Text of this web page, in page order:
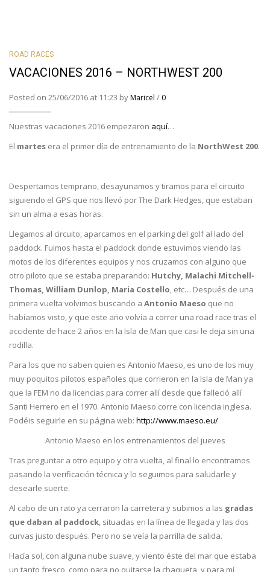
ROAD RACES
VACACIONES 2016 – NORTHWEST 200
Posted on 25/06/2016 at 11:23 byMaricel / 0
Nuestras vacaciones 2016 empezaron aquí…
El martes era el primer día de entrenamiento de la NorthWest 200.
Despertamos temprano, desayunamos y tiramos para el circuito
siguiendo el GPS que nos llevó por The Dark Hedges, que estaban
sin un alma a esas horas.
Llegamos al circuito, aparcamos en el parking del golf al lado del
paddock. Fuimos hasta el paddock donde estuvimos viendo las
motos de los diferentes equipos y nos cruzamos con alguno que
otro piloto que se estaba preparando: Hutchy, Malachi Mitchell-
Thomas, William Dunlop, Maria Costello, etc… Después de una
primera vuelta volvimos buscando a Antonio Maeso que no
habíamos visto, y que este año volvía a correr una road race tras el
accidente de hace 2 años en la Isla de Man que casi le deja sin una
rodilla.
Para los que no saben quien es Antonio Maeso, es uno de los muy
muy poquitos pilotos españoles que corrieron en la Isla de Man ya
que la FEM no da licencias para correr allí desde que falleció allí
Santi Herrero en el 1970. Antonio Maeso corre con licencia inglesa.
Podéis seguirle en su página web: http://www.maeso.eu/
Antonio Maeso en los entrenamientos del jueves
Tras preguntar a otro equipo y otra vuelta, al final lo encontramos
pasando la verificación técnica y lo seguimos para saludarle y
desearle suerte.
Al cabo de un rato ya cerraron la carretera y subimos a las gradas
que daban al paddock, situadas en la línea de llegada y las dos
curvas justo después. Pero no se veía la parrilla de salida.
Hacía sol, con alguna nube suave, y viento éste del mar que estaba
un tanto fresco, como para no quitarse la chaqueta, y para mí,